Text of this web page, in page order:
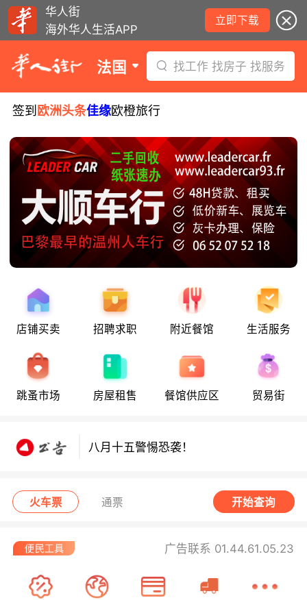
华人街
海外华人生活APP
立即下载
法国 找工作 找房子 找服务
签到 欧洲头条佳缘欧橙旅行
店铺买卖 招聘求职 附近餐馆 生活服务
跳蚤市场 房屋租售 餐馆供应区 贸易街
八月十五警惕恐袭！
八月十五警惕恐袭！
火车票 通票 开始查询
广告联系 01.44.61.05.23